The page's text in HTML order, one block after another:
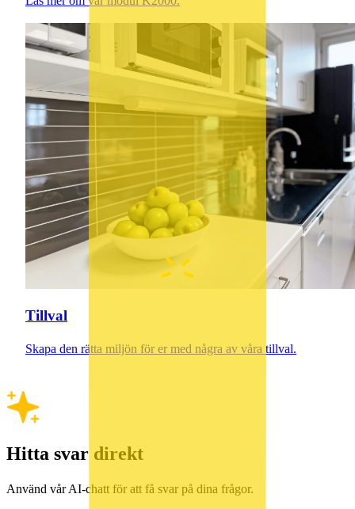
Tillval
Skapa den rätta miljön för er med några av våra tillval.
Hitta svar direkt
Använd vår AI-chatt för att få svar på dina frågor.